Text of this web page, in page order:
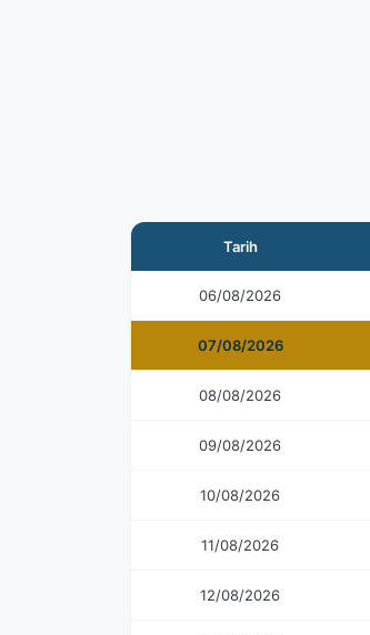
Tarih
06/08/2026
07/08/2026
08/08/2026
09/08/2026
10/08/2026
11/08/2026
12/08/2026